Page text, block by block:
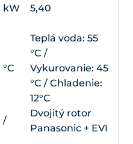
kW 5,40
°C
Teplá voda: 55
°C /
Vykurovanie: 45
°C / Chladenie:
12°C
/
Dvojitý rotor
Panasonic + EVI